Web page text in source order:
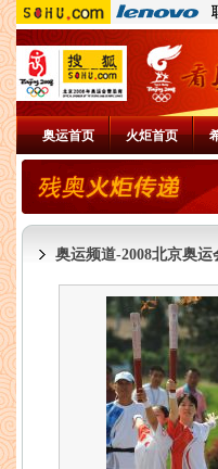
奥运首页 火炬首页
奥运频道-2008北京奥运